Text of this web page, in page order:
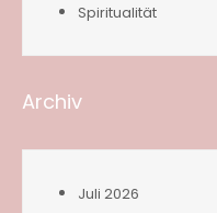
Spiritualität
Archiv
Juli 2026